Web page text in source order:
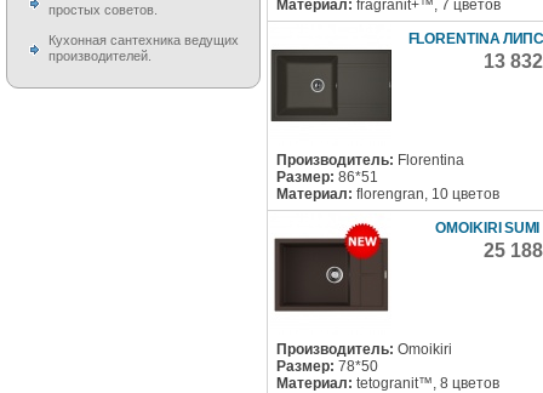
Материал: fragranit+™, 7 цветов
FLORENTINA
13
Производитель: Florentina
Размер: 86*51
Материал: florengran, 10 цветов
OMOIKIRI
25
Производитель: Omoikiri
Размер: 78*50
Материал: tetogranit™, 8 цветов
простых советов.
Кухонная сантехника ведущих
производителей.